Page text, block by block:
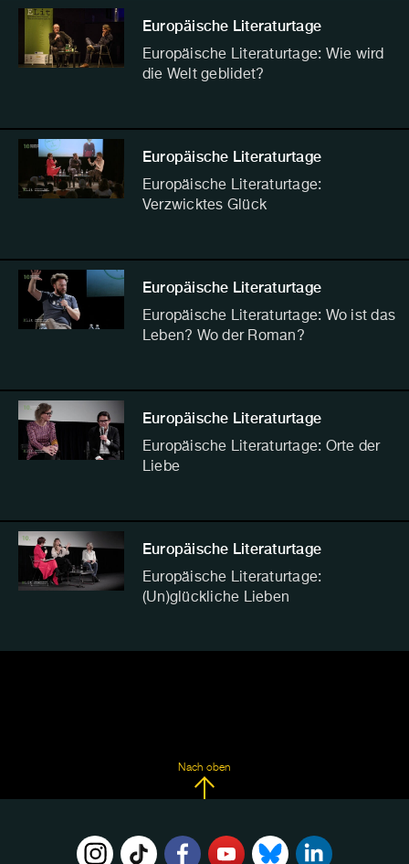
Europäische Literaturtage
Europäische Literaturtage: Wie wird
die Welt geblidet?
Europäische Literaturtage
Europäische Literaturtage:
Verzwicktes Glück
Europäische Literaturtage
Europäische Literaturtage: Wo ist das
Leben? Wo der Roman?
Europäische Literaturtage
Europäische Literaturtage: Orte der
Liebe
Europäische Literaturtage
Europäische Literaturtage:
(Un)glückliche Lieben
Nach oben